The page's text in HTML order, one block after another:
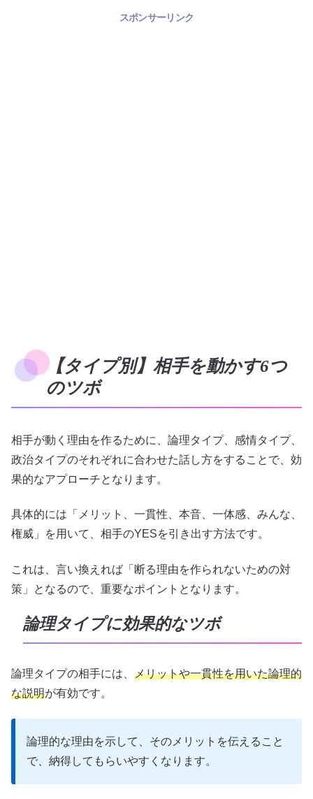
スポンサーリンク
【タイプ別】相手を動かす6つ
のツボ
相手が動く理由を作るために、論理タイプ、感情タイプ、
政治タイプのそれぞれに合わせた話し方をすることで、効
果的なアプローチとなります。
具体的には「メリット、一貫性、本音、一体感、みんな、
権威」を用いて、相手のYESを引き出す方法です。
これは、言い換えれば「断る理由を作られないための対
策」となるので、重要なポイントとなります。
論理タイプに効果的なツボ
論理タイプの相手には、 メリットや一貫性を用いた論理的
な説明が有効です。
論理的な理由を示して、そのメリットを伝えること
で、納得してもらいやすくなります。